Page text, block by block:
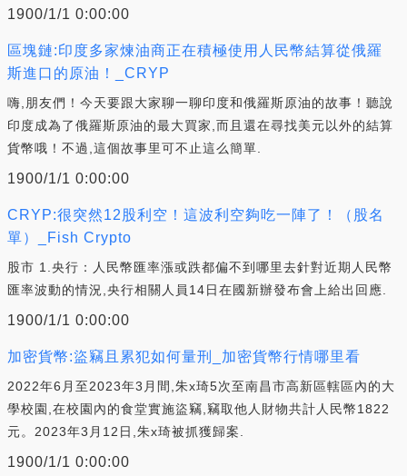
1900/1/1 0:00:00
區塊鏈:印度多家煉油商正在積極使用人民幣結算從俄羅
斯進口的原油！_CRYP
嗨,朋友們！今天要跟大家聊一聊印度和俄羅斯原油的故事！聽說
印度成為了俄羅斯原油的最大買家,而且還在尋找美元以外的結算
貨幣哦！不過,這個故事里可不止這么簡單.
1900/1/1 0:00:00
CRYP:很突然12股利空！這波利空夠吃一陣了！（股名
單）_Fish Crypto
股市 1.央行：人民幣匯率漲或跌都偏不到哪里去針對近期人民幣
匯率波動的情況,央行相關人員14日在國新辦發布會上給出回應.
1900/1/1 0:00:00
加密貨幣:盜竊且累犯如何量刑_加密貨幣行情哪里看
2022年6月至2023年3月間,朱x琦5次至南昌市高新區轄區內的大
學校園,在校園內的食堂實施盜竊,竊取他人財物共計人民幣1822
元。2023年3月12日,朱x琦被抓獲歸案.
1900/1/1 0:00:00